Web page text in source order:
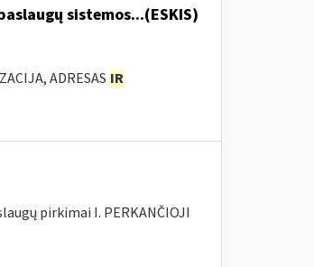
sistemos...(ESKIS)
ADRESAS IR
pirkimai I. PERKANČIOJI